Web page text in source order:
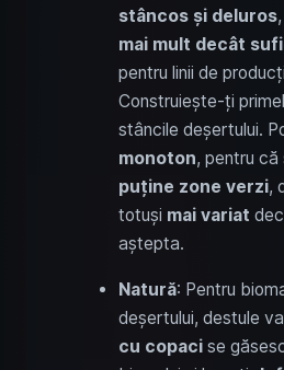
stâncos și deluros
mai mult decât
pentru linii de
Construiește-ți
stâncile deșertului.
monoton, pentru că
puține zone verzi,
totuși mai variat
aștepta.
Natură: Pentru
deșertului, destule
cu copaci se